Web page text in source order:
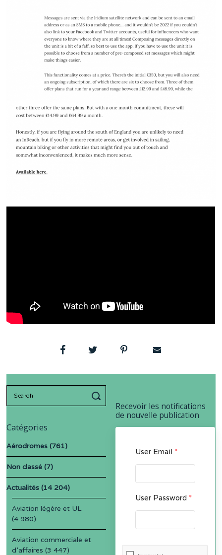
Recevoir les notifications
de nouvelle publication
User Email *
User Password *
Catégories
Aérodromes (761)
Non classé (7)
Actualités (14 204)
Aviation légère et UL
(4 980)
Aviation commerciale et
d'affaires (3 447)